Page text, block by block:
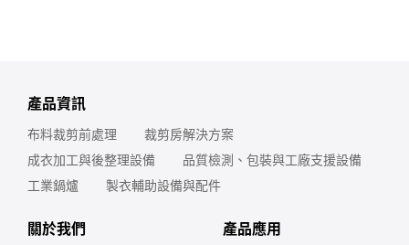
產品資訊
布料裁剪前處理
裁剪房解決方案
成衣加工與後整理設備
品質檢測、包裝與工廠支援設備
工業鍋爐
製衣輔助設備與配件
關於我們 產品應用